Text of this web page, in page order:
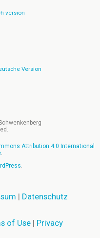
version
Version
Attribution 4.0 International
.
.
| Datenschutz
of Use| Privacy